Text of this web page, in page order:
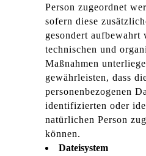
Person zugeordnet
sofern diese
gesondert aufbewahrt
technischen und
Maßnahmen
gewährleisten, dass
personenbezogenen
identifizierten oder
natürlichen Person
können.
Dateisystem